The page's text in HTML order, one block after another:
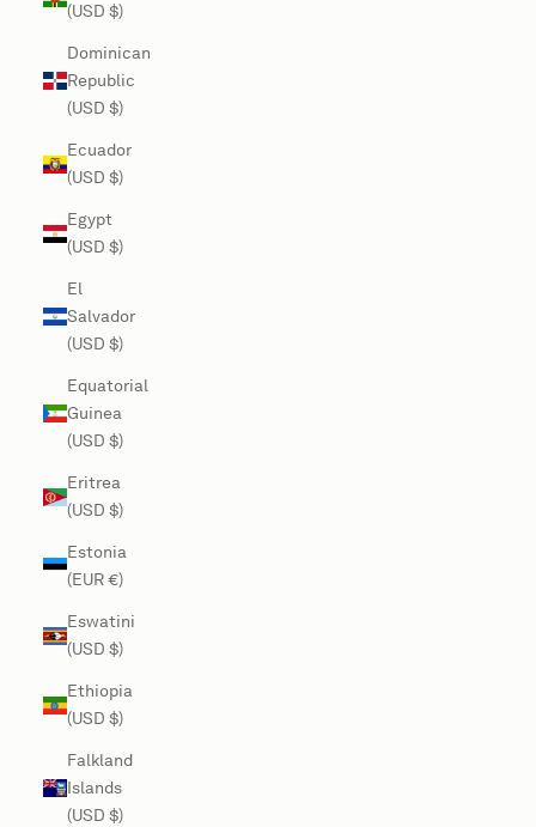
(USD $)
Dominican
Republic
(USD $)
Ecuador
(USD $)
Egypt
(USD $)
El
Salvador
(USD $)
Equatorial
Guinea
(USD $)
Eritrea
(USD $)
Estonia
(EUR €)
Eswatini
(USD $)
Ethiopia
(USD $)
Falkland
Islands
(USD $)